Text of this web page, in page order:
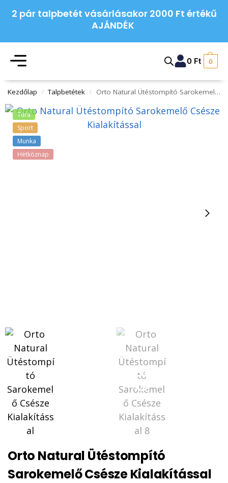
2 pár talpbetét vásárlásakor 2000 Ft értékű
AJÁNDÉK
0 Ft 0
Kezdőlap / Talpbetétek / Orto Natural Ütéstompító Sarokemelő Csésze Kialakítással
Túra
Sport
Munka
Hétköznap
Orto Natural Ütéstompító
Sarokemelő Csésze Kialakítással